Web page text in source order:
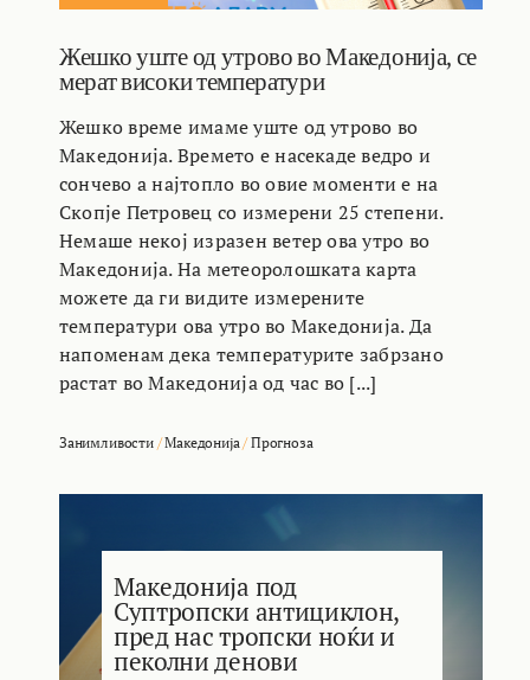
Жешко уште од утрово во Македонија, се
мерат високи температури
Жешко време имаме уште од утрово во
Македонија. Времето е насекаде ведро и
сончево а најтопло во овие моменти е на
Скопје Петровец со измерени 25 степени.
Немаше некој изразен ветер ова утро во
Македонија. На метеоролошката карта
можете да ги видите измерените
температури ова утро во Македонија. Да
напоменам дека температурите забрзано
растат во Македонија од час во [...]
Занимливости/Македонија/Прогноза
Македонија под
Суптропски антициклон,
пред нас тропски ноќи и
пеколни денови